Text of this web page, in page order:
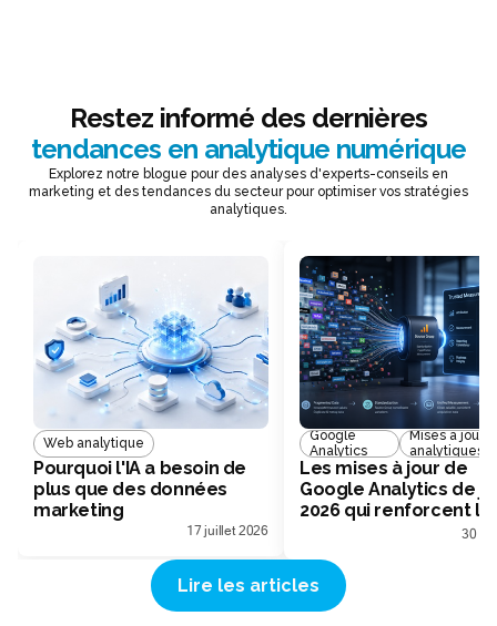
Restez informé des dernières
tendances en analytique numérique
Explorez notre blogue pour des analyses d'experts-conseils en
marketing et des tendances du secteur pour optimiser vos stratégies
analytiques.
Web analytique
Pourquoi l'IA a besoin de
plus que des données
marketing
17 juillet 2026
Google
Analytics
Mises à jour
analytiques
Les mises à jour de
Google Analytics de
2026 qui renforcent la
mesure marketing30
Lire les articles